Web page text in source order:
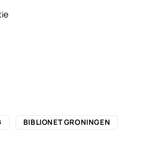
BIBLIONET GRONINGEN